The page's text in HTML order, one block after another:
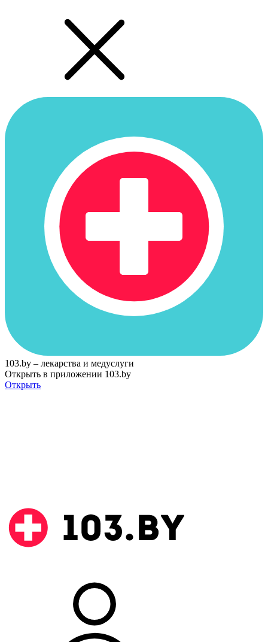
103.by – лекарства и медуслуги
Открыть в приложении 103.by
Открыть